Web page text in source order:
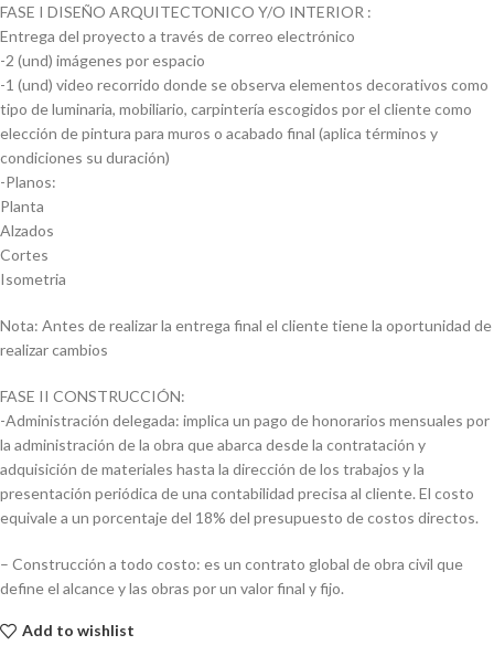
FASE I DISEÑO ARQUITECTONICO Y/O INTERIOR :
Entrega del proyecto a través de correo electrónico
-2 (und) imágenes por espacio
-1 (und) video recorrido donde se observa elementos decorativos como
tipo de luminaria, mobiliario, carpintería escogidos por el cliente como
elección de pintura para muros o acabado final (aplica términos y
condiciones su duración)
-Planos:
Planta
Alzados
Cortes
Isometria
Nota: Antes de realizar la entrega final el cliente tiene la oportunidad de
realizar cambios
FASE II CONSTRUCCIÓN:
-Administración delegada: implica un pago de honorarios mensuales por
la administración de la obra que abarca desde la contratación y
adquisición de materiales hasta la dirección de los trabajos y la
presentación periódica de una contabilidad precisa al cliente. El costo
equivale a un porcentaje del 18% del presupuesto de costos directos.
– Construcción a todo costo: es un contrato global de obra civil que
define el alcance y las obras por un valor final y fijo.
Add to wishlist